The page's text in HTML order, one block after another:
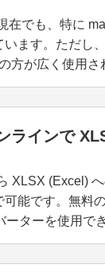
在でも、特に
います。ただし
方が広く使用さ
ラインで
XLSX (Excel)
能です。無料
ターを使用で